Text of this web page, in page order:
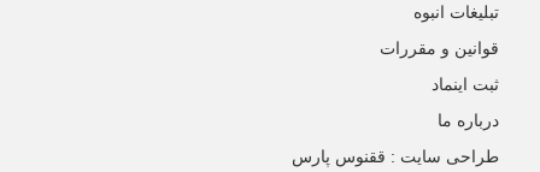
تبلیغات انبوه
قوانین و مقررات
ثبت اینماد
درباره ما
طراحی سایت : ققنوس پارس